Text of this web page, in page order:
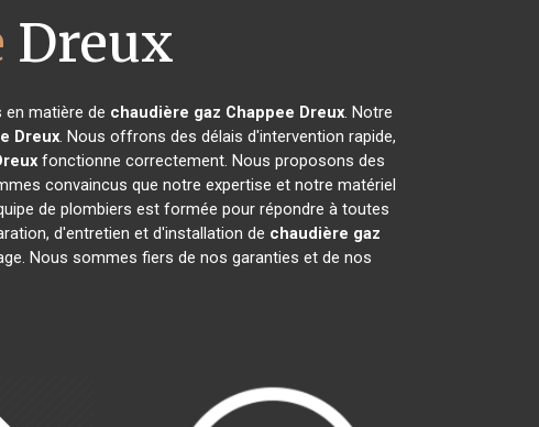
Dreux
matière de chaudière gaz Chappee Dreux. Notre
Dreux. Nous offrons des délais d'intervention rapide,
fonctionne correctement. Nous proposons des
convaincus que notre expertise et notre matériel
de plombiers est formée pour répondre à toutes
d'entretien et d'installation de chaudière gaz
Nous sommes fiers de nos garanties et de nos